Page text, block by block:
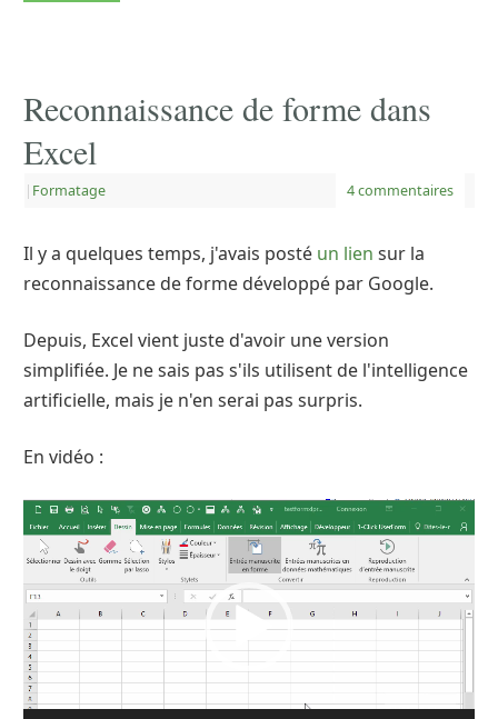
Reconnaissance de forme dans
Excel
| Formatage 4 commentaires
Il y a quelques temps, j'avais posté un lien sur la
reconnaissance de forme développé par Google.
Depuis, Excel vient juste d'avoir une version
simplifiée. Je ne sais pas s'ils utilisent de l'intelligence
artificielle, mais je n'en serai pas surpris.
En vidéo :
Lecteur
vidéo